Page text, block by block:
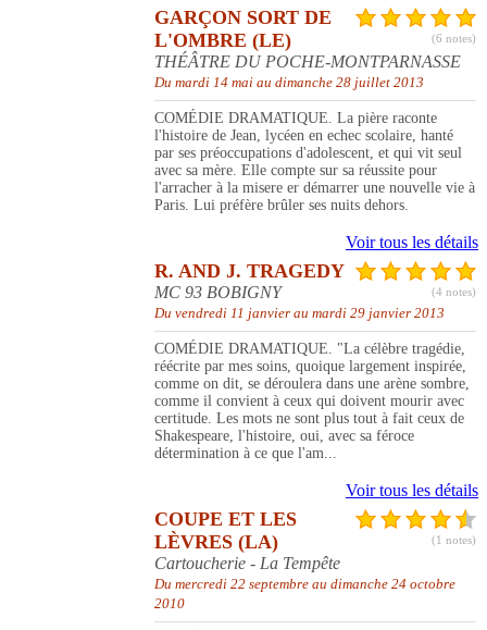
(6 notes)
GARÇON SORT DE
L'OMBRE (LE)
THÉÂTRE DU POCHE-MONTPARNASSE
Du mardi 14 mai au dimanche 28 juillet 2013
COMÉDIE DRAMATIQUE. La pière raconte
l'histoire de Jean, lycéen en echec scolaire, hanté
par ses préoccupations d'adolescent, et qui vit seul
avec sa mère. Elle compte sur sa réussite pour
l'arracher à la misere er démarrer une nouvelle vie à
Paris. Lui préfère brûler ses nuits dehors.
Voir tous les détails
(4 notes)
R. AND J. TRAGEDY
MC 93 BOBIGNY
Du vendredi 11 janvier au mardi 29 janvier 2013
COMÉDIE DRAMATIQUE. "La célèbre tragédie,
réécrite par mes soins, quoique largement inspirée,
comme on dit, se déroulera dans une arène sombre,
comme il convient à ceux qui doivent mourir avec
certitude. Les mots ne sont plus tout à fait ceux de
Shakespeare, l'histoire, oui, avec sa féroce
détermination à ce que l'am...
Voir tous les détails
(1 notes)
COUPE ET LES
LÈVRES (LA)
Cartoucherie - La Tempête
Du mercredi 22 septembre au dimanche 24 octobre
2010